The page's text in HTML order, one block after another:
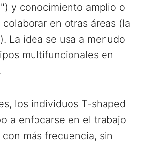
y conocimiento amplio o
en otras áreas (la
La idea se usa a menudo
multifuncionales en
los individuos T-shaped
a enfocarse en el trabajo
más frecuencia, sin